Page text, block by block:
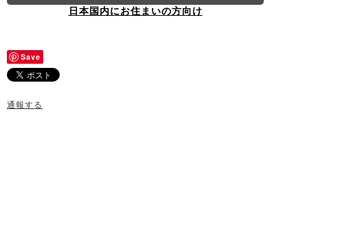
日本国内にお住まいの方向け
Save
通報する